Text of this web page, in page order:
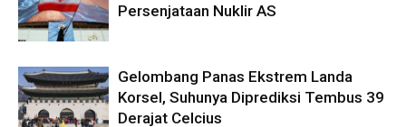
Persenjataan Nuklir AS
Gelombang Panas Ekstrem Landa
Korsel, Suhunya Diprediksi Tembus 39
Derajat Celcius